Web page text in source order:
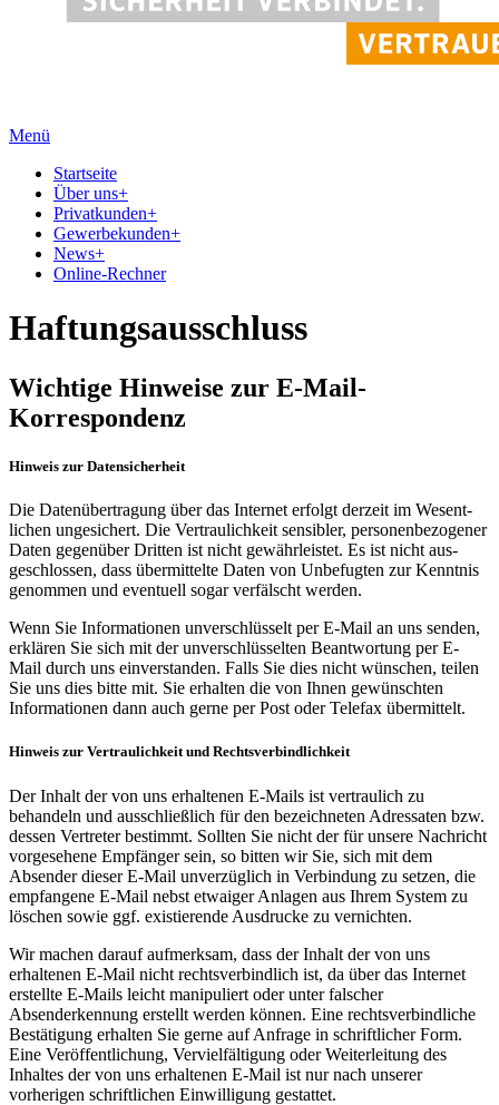
Menü
Startseite
Über uns+
Privatkunden+
Gewerbekunden+
News+
Online-Rechner
Haftungsausschluss
Wichtige Hinweise zur E-Mail-
Korrespondenz
Hinweis zur Datensicherheit
Die Daten­übertragung über das Internet erfolgt derzeit im Wesent­
lichen ungesichert. Die Vertraulich­keit sensibler, personen­bezogener
Daten gegen­über Dritten ist nicht gewähr­leistet. Es ist nicht aus­
geschlossen, dass über­mittelte Daten von Unbefugten zur Kenntnis
genommen und eventuell sogar verfälscht werden.
Wenn Sie Informationen unver­schlüsselt per E-Mail an uns senden,
erklären Sie sich mit der unver­schlüsselten Beant­wortung per E-
Mail durch uns einver­standen. Falls Sie dies nicht wünschen, teilen
Sie uns dies bitte mit. Sie erhalten die von Ihnen gewünschten
Informa­tionen dann auch gerne per Post oder Telefax über­mittelt.
Hinweis zur Vertraulichkeit und Rechtsverbindlichkeit
Der Inhalt der von uns erhaltenen E-Mails ist vertraulich zu
behandeln und ausschließlich für den bezeichneten Adressaten bzw.
dessen Vertreter bestimmt. Sollten Sie nicht der für unsere Nachricht
vorgesehene Empfänger sein, so bitten wir Sie, sich mit dem
Absender dieser E-Mail unverzüglich in Verbindung zu setzen, die
empfangene E-Mail nebst etwaiger Anlagen aus Ihrem System zu
löschen sowie ggf. existierende Ausdrucke zu vernichten.
Wir machen darauf aufmerksam, dass der Inhalt der von uns
erhaltenen E-Mail nicht rechtsverbindlich ist, da über das Internet
erstellte E-Mails leicht manipuliert oder unter falscher
Absenderkennung erstellt werden können. Eine rechtsverbindliche
Bestätigung erhalten Sie gerne auf Anfrage in schriftlicher Form.
Eine Veröffentlichung, Vervielfältigung oder Weiterleitung des
Inhaltes der von uns erhaltenen E-Mail ist nur nach unserer
vorherigen schriftlichen Einwilligung gestattet.